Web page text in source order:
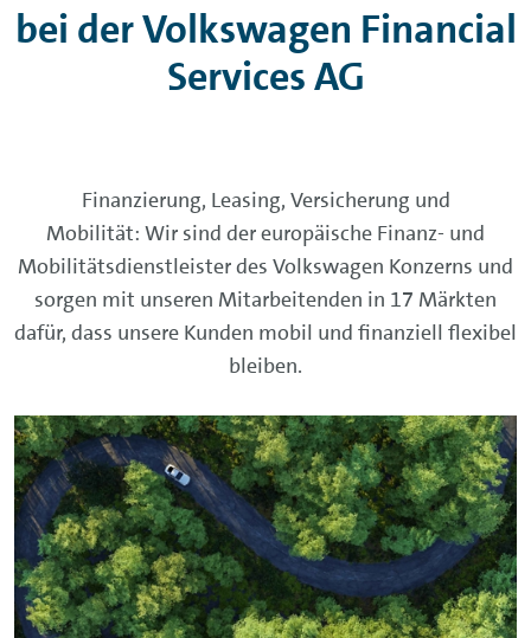
bei der Volkswagen Financial
Services AG
Finanzierung, Leasing, Versicherung und
Mobilität: Wir sind der europäische Finanz- und
Mobilitätsdienstleister des Volkswagen Konzerns und
sorgen mit unseren Mitarbeitenden in 17 Märkten
dafür, dass unsere Kunden mobil und finanziell flexibel
bleiben.